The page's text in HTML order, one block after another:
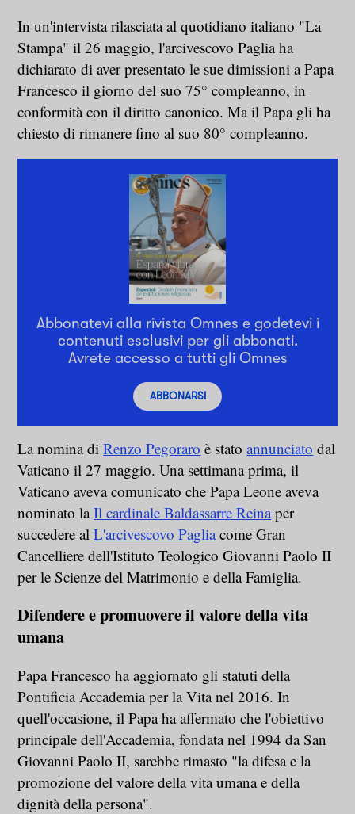
In un'intervista rilasciata al quotidiano italiano "La
Stampa" il 26 maggio, l'arcivescovo Paglia ha
dichiarato di aver presentato le sue dimissioni a Papa
Francesco il giorno del suo 75° compleanno, in
conformità con il diritto canonico. Ma il Papa gli ha
chiesto di rimanere fino al suo 80° compleanno.
Abbonatevi alla rivista Omnes e godetevi i
contenuti esclusivi per gli abbonati.
Avrete accesso a tutti gli Omnes
ABBONARSI
La nomina diRenzo Pegoraro è statoannunciato dal
Vaticano il 27 maggio. Una settimana prima, il
Vaticano aveva comunicato che Papa Leone aveva
nominato laIl cardinale Baldassarre Reinaper
succedere alL'arcivescovo Pagliacome Gran
Cancelliere dell'Istituto Teologico Giovanni Paolo II
per le Scienze del Matrimonio e della Famiglia.
Difendere e promuovere il valore della vita
umana
Papa Francesco ha aggiornato gli statuti della
Pontificia Accademia per la Vita nel 2016. In
quell'occasione, il Papa ha affermato che l'obiettivo
principale dell'Accademia, fondata nel 1994 da San
Giovanni Paolo II, sarebbe rimasto "la difesa e la
promozione del valore della vita umana e della
dignità della persona".